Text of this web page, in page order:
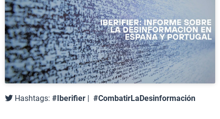
Hashtags: #Iberifier | #CombatirLaDesinformación